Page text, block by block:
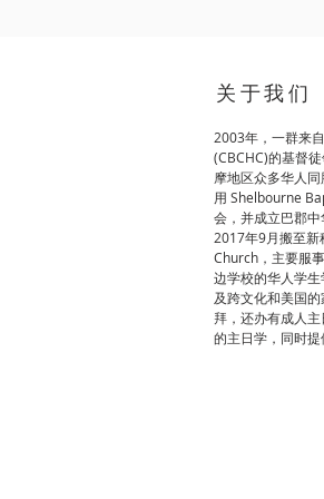
关于我们
2003年，一群来
(CBCHC)的基督
摩地区众多华人
用 Shelbourne
会，并成立巴郡
2017年9月搬至
Church，主要服
边学校的华人学生
及跨文化和美国
拜，还办有成人
的主日学，同时提